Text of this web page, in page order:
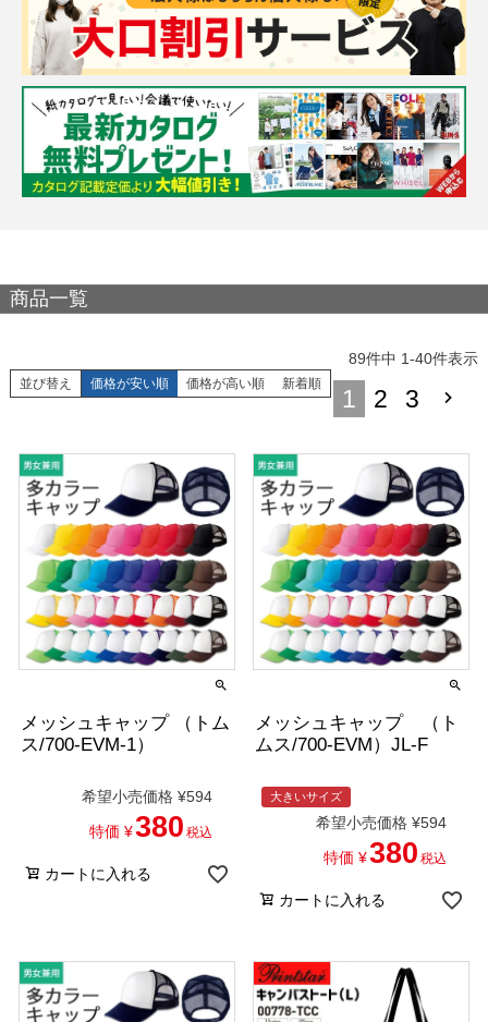
商品一覧
並び替え 価格が安い順 価格が高い順 新着順
89件中 1-40件表示
1 2 3
メッシュキャップ （トム
ス/700-EVM-1）
希望小売価格 ¥594
特価 ¥380 税込
カートに入れる
メッシュキャップ （ト
ムス/700-EVM）JL-F
大きいサイズ
希望小売価格 ¥594
特価 ¥380 税込
カートに入れる